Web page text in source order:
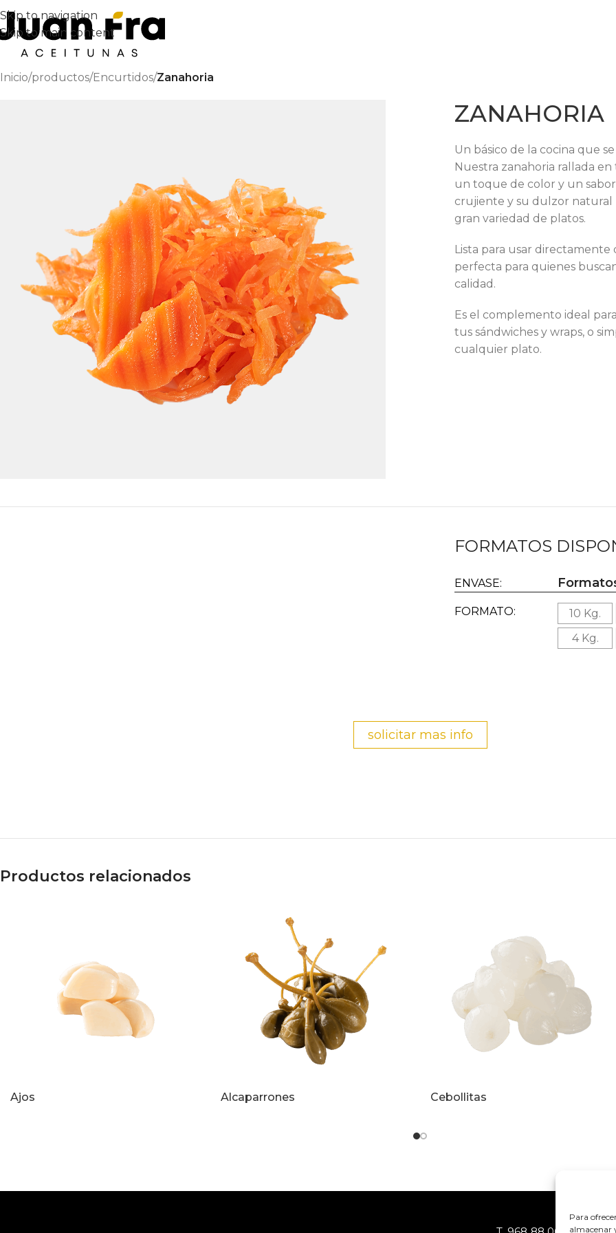
Para
almacenar
Skip to navigation
Skip to main content
Inicio/productos/Encurtidos/Zanahoria
ZANAHORIA
Un básico de la cocina que
Nuestra zanahoria rallada en
un toque de color y un
crujiente y su dulzor natural
gran variedad de platos.
Lista para usar directamente
perfecta para quienes
calidad.
Es el complemento ideal
tus sándwiches y wraps, o
cualquier plato.
FORMATOS
ENVASE:
FORMATO: 10 Kg.
4 Kg.
solicitar mas info
Productos relacionados
Ajos Alcaparrones Cebollitas